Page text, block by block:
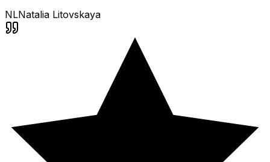
NLNatalia Litovskaya